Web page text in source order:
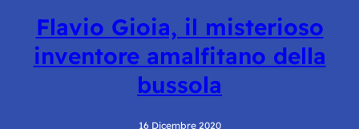
Flavio Gioia, il misterioso
inventore amalfitano della
bussola
16 Dicembre 2020